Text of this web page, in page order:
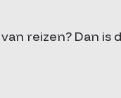
reizen? Dan